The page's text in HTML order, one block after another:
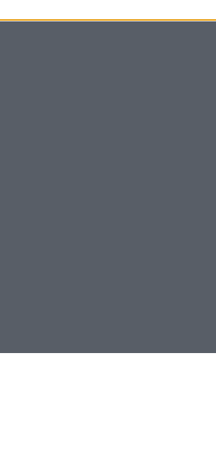
allow Google to enable storage related to